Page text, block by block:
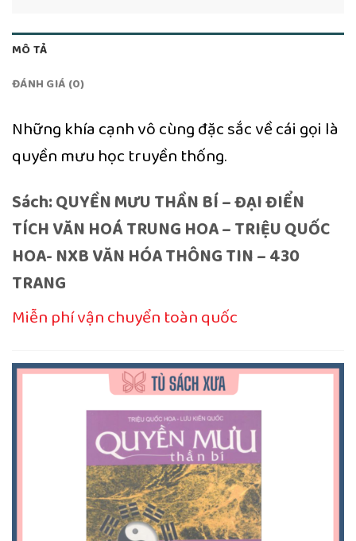
MÔ TẢ
ĐÁNH GIÁ (0)
Những khía cạnh vô cùng đặc sắc về cái gọi là
quyền mưu học truyền thống.
Sách: QUYỀN MƯU THẦN BÍ – ĐẠI ĐIỂN
TÍCH VĂN HOÁ TRUNG HOA – TRIỆU QUỐC
HOA- NXB VĂN HÓA THÔNG TIN – 430
TRANG
Miễn phí vận chuyển toàn quốc